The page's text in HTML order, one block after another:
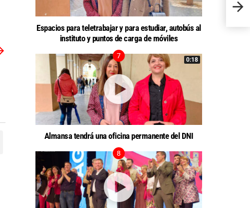
Espacios para teletrabajar y para estudiar, autobús al
instituto y puntos de carga de móviles
0:18
Almansa tendrá una oficina permanente del DNI